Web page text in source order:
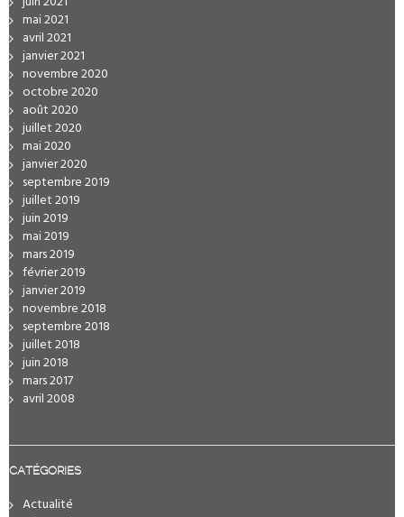
mai 2021
avril 2021
janvier 2021
novembre 2020
octobre 2020
août 2020
juillet 2020
mai 2020
janvier 2020
septembre 2019
juillet 2019
juin 2019
mai 2019
mars 2019
février 2019
janvier 2019
novembre 2018
septembre 2018
juillet 2018
juin 2018
mars 2017
avril 2008
CATÉGORIES
Actualité